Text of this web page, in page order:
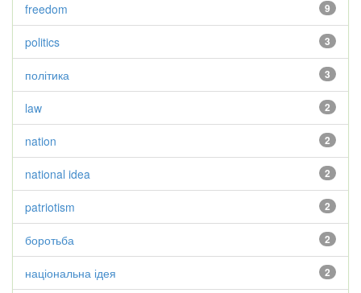
9
freedom
3
politics
3
політика
2
law
2
nation
2
national idea
2
patriotism
2
боротьба
2
національна ідея